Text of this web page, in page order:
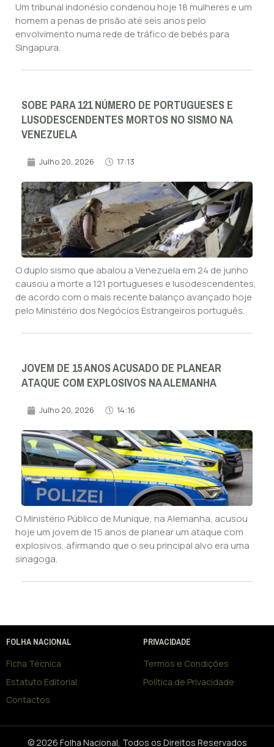
Um tribunal indonésio condenou hoje 18 mulheres e um
homem a penas de prisão até seis anos pelo
envolvimento numa rede de tráfico de bebés para
Singapura.
SOBE PARA 121 NÚMERO DE PORTUGUESES E
LUSODESCENDENTES MORTOS NO SISMO NA
VENEZUELA
Julho 20, 2026 17:13
O duplo sismo que abalou a Venezuela em 24 de junho
causou a morte a 121 portugueses e lusodescendentes,
de acordo com o mais recente balanço avançado hoje
pelo Ministério dos Negócios Estrangeiros português.
JOVEM DE 15 ANOS ACUSADO DE PLANEAR
ATAQUE COM EXPLOSIVOS NA ALEMANHA
Julho 20, 2026 14:16
O Ministério Público de Munique, na Alemanha, acusou
hoje um jovem de 15 anos de planear um ataque com
explosivos, afirmando que o seu principal alvo era uma
sinagoga.
FOLHA NACIONAL
Ficha Técnica
Estatuto Editorial
Contactos
PRIVACIDADE
Termos e Condições
Política de Privacidade
© 2026 Folha Nacional, Todos os Direitos Reservados